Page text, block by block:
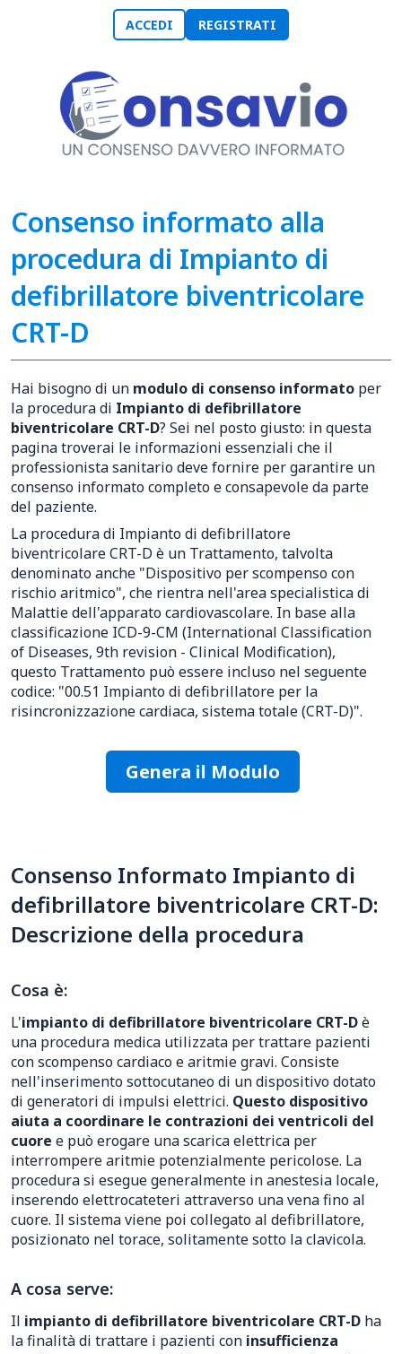
ACCEDI REGISTRATI
Consenso informato alla
procedura di Impianto di
defibrillatore biventricolare
CRT-D
Hai bisogno di un modulo di consenso informato per
la procedura di Impianto di defibrillatore
biventricolare CRT-D? Sei nel posto giusto: in questa
pagina troverai le informazioni essenziali che il
professionista sanitario deve fornire per garantire un
consenso informato completo e consapevole da parte
del paziente.
La procedura di Impianto di defibrillatore
biventricolare CRT-D è un Trattamento, talvolta
denominato anche "Dispositivo per scompenso con
rischio aritmico", che rientra nell'area specialistica di
Malattie dell'apparato cardiovascolare. In base alla
classificazione ICD-9-CM (International Classification
of Diseases, 9th revision - Clinical Modification),
questo Trattamento può essere incluso nel seguente
codice: "00.51 Impianto di defibrillatore per la
risincronizzazione cardiaca, sistema totale (CRT-D)".
Genera il Modulo
Consenso Informato Impianto di
defibrillatore biventricolare CRT-D:
Descrizione della procedura
Cosa è:
L'impianto di defibrillatore biventricolare CRT-Dè
una procedura medica utilizzata per trattare pazienti
con scompenso cardiaco e aritmie gravi. Consiste
nell'inserimento sottocutaneo di un dispositivo dotato
di generatori di impulsi elettrici. Questo dispositivo
aiuta a coordinare le contrazioni dei ventricoli del
cuore e può erogare una scarica elettrica per
interrompere aritmie potenzialmente pericolose. La
procedura si esegue generalmente in anestesia locale,
inserendo elettrocateteri attraverso una vena fino al
cuore. Il sistema viene poi collegato al defibrillatore,
posizionato nel torace, solitamente sotto la clavicola.
A cosa serve:
Il impianto di defibrillatore biventricolare CRT-D ha
la finalità di trattare i pazienti con insufficienza